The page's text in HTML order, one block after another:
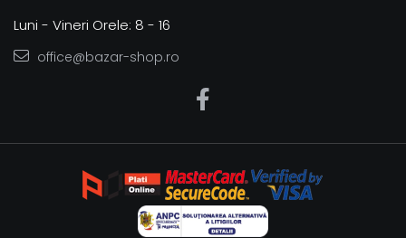
Luni - Vineri Orele: 8 - 16
office@bazar-shop.ro